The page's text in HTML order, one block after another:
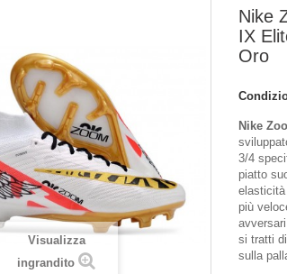
Visualizza
ingrandito
Nike
IX
Oro
Nike
3/4
piatto
più
si tratti
sulla